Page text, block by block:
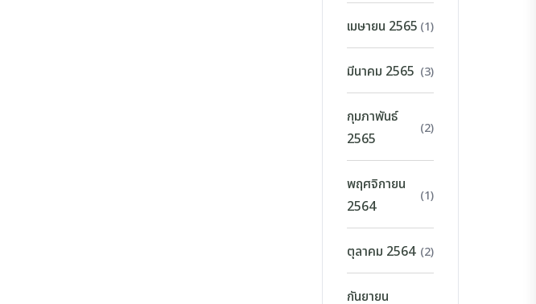
เมษายน 2565 (1)
มีนาคม 2565 (3)
กุมภาพันธ์
2565
(2)
พฤศจิกายน
2564
(1)
ตุลาคม 2564 (2)
กันยายน